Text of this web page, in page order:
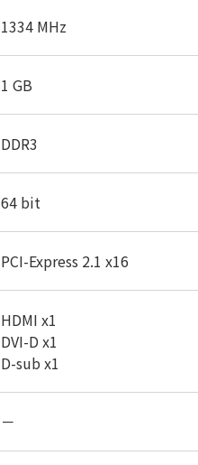
1334 MHz
1 GB
DDR3
64 bit
PCI-Express 2.1 x16
HDMI x1
DVI-D x1
D-sub x1
－